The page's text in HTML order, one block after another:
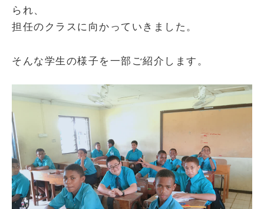
られ、
担任のクラスに向かっていきました。
そんな学生の様子を一部ご紹介します。